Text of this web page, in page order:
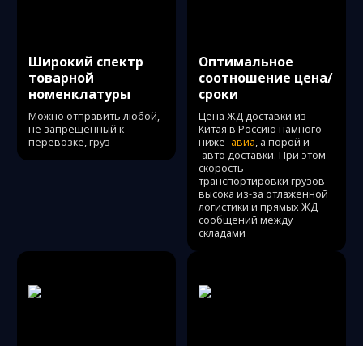
Широкий спектр
товарной
номенклатуры
Можно отправить любой,
не запрещенный к
перевозке, груз
Оптимальное
соотношение цена/
сроки
Цена ЖД доставки из
Китая в Россию намного
ниже -авиа, а порой и
-авто доставки. При этом
скорость
транспортировки грузов
высока из-за отлаженной
логистики и прямых ЖД
сообщений между
складами